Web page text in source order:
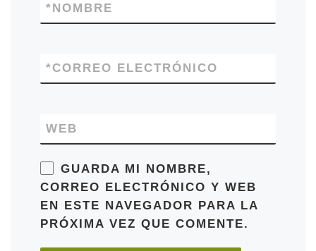
NOMBRE
*
CORREO ELECTRÓNICO
*
WEB
GUARDA MI NOMBRE,
CORREO ELECTRÓNICO Y WEB
EN ESTE NAVEGADOR PARA LA
PRÓXIMA VEZ QUE COMENTE.